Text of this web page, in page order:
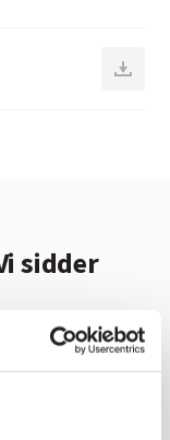
sidder
til
en enkelt farve,